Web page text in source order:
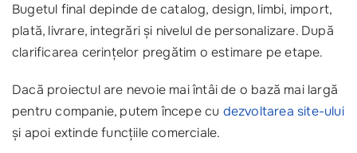
Bugetul final depinde de catalog, design, limbi, import,
plată, livrare, integrări și nivelul de personalizare. După
clarificarea cerințelor pregătim o estimare pe etape.
Dacă proiectul are nevoie mai întâi de o bază mai largă
pentru companie, putem începe cu dezvoltarea site-ului
și apoi extinde funcțiile comerciale.